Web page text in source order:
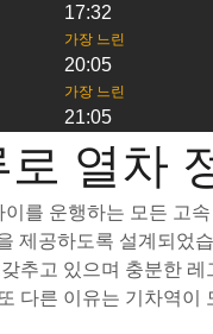
17:32
가장 느린
20:05
가장 느린
21:05
열차
를 운행하는 모든 고
공하도록 설계되었
추고 있으며 충분한
다른 이유는 기차역